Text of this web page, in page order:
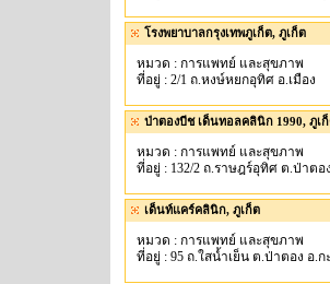
โรงพยาบาลกรุงเทพภูเก็ต, ภูเก็ต
หมวด : การแพทย์ และสุขภาพ
ที่อยู่ : 2/1 ถ.หงษ์หยกอุทิศ อ.เมือง
ป่าตองบีช เด็นทอลคลินิก 1990, ภูเ
หมวด : การแพทย์ และสุขภาพ
ที่อยู่ : 132/2 ถ.ราษฎร์อุทิศ ต.ป่าตอ
เด็นท์แคร์คลินิก, ภูเก็ต
หมวด : การแพทย์ และสุขภาพ
ที่อยู่ : 95 ถ.ใสน้ำเย็น ต.ป่าตอง อ.ก